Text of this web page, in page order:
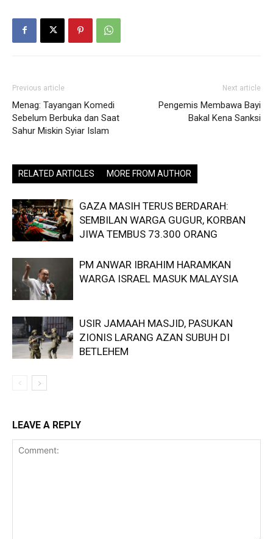
Previous article
Menag: Tayangan Komedi
Sebelum Berbuka dan Saat
Sahur Miskin Syiar Islam
Next article
Pengemis Membawa Bayi
Bakal Kena Sanksi
RELATED ARTICLES MORE FROM AUTHOR
GAZA MASIH TERUS BERDARAH:
SEMBILAN WARGA GUGUR, KORBAN
JIWA TEMBUS 73.300 ORANG
PM ANWAR IBRAHIM HARAMKAN
WARGA ISRAEL MASUK MALAYSIA
USIR JAMAAH MASJID, PASUKAN
ZIONIS LARANG AZAN SUBUH DI
BETLEHEM
LEAVE A REPLY